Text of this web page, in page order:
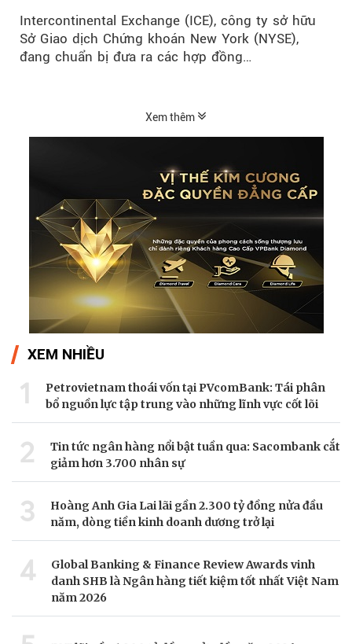
Intercontinental Exchange (ICE), công ty sở hữu
Sở Giao dịch Chứng khoán New York (NYSE),
đang chuẩn bị đưa ra các hợp đồng…
Xem thêm
XEM NHIỀU
1
Petrovietnam thoái vốn tại PVcomBank: Tái phân
bổ nguồn lực tập trung vào những lĩnh vực cốt lõi
2
Tin tức ngân hàng nổi bật tuần qua: Sacombank cắt
giảm hơn 3.700 nhân sự
3
Hoàng Anh Gia Lai lãi gần 2.300 tỷ đồng nửa đầu
năm, dòng tiền kinh doanh dương trở lại
4
Global Banking & Finance Review Awards vinh
danh SHB là Ngân hàng tiết kiệm tốt nhất Việt Nam
năm 2026